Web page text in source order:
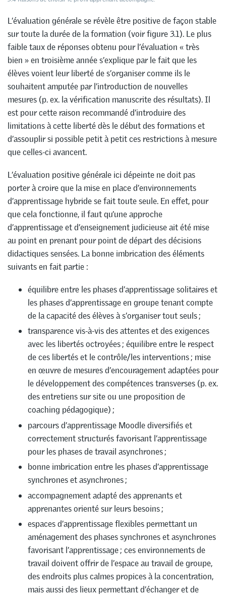
L’évaluation générale se révèle être positive de façon stable
sur toute la durée de la formation (voir figure 3.1). Le plus
faible taux de réponses obtenu pour l’évaluation « très
bien » en troisième année s’explique par le fait que les
élèves voient leur liberté de s’organiser comme ils le
souhaitent amputée par l’introduction de nouvelles
mesures (p. ex. la vérification manuscrite des résultats). Il
est pour cette raison recommandé d’introduire des
limitations à cette liberté dès le début des formations et
d’assouplir si possible petit à petit ces restrictions à mesure
que celles-ci avancent.
L’évaluation positive générale ici dépeinte ne doit pas
porter à croire que la mise en place d’environnements
d’apprentissage hybride se fait toute seule. En effet, pour
que cela fonctionne, il faut qu’une approche
d’apprentissage et d’enseignement judicieuse ait été mise
au point en prenant pour point de départ des décisions
didactiques sensées. La bonne imbrication des éléments
suivants en fait partie :
équilibre entre les phases d’apprentissage solitaires et
les phases d’apprentissage en groupe tenant compte
de la capacité des élèves à s’organiser tout seuls ;
transparence vis-à-vis des attentes et des exigences
avec les libertés octroyées ; équilibre entre le respect
de ces libertés et le contrôle/les interventions ; mise
en œuvre de mesures d’encouragement adaptées pour
le développement des compétences transverses (p. ex.
des entretiens sur site ou une proposition de
coaching pédagogique) ;
parcours d’apprentissage Moodle diversifiés et
correctement structurés favorisant l’apprentissage
pour les phases de travail asynchrones ;
bonne imbrication entre les phases d’apprentissage
synchrones et asynchrones ;
accompagnement adapté des apprenants et
apprenantes orienté sur leurs besoins ;
espaces d’apprentissage flexibles permettant un
aménagement des phases synchrones et asynchrones
favorisant l’apprentissage ; ces environnements de
travail doivent offrir de l’espace au travail de groupe,
des endroits plus calmes propices à la concentration,
mais aussi des lieux permettant d’échanger et de